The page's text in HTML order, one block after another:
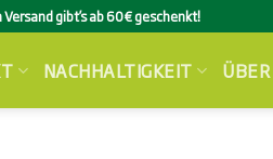
gibt’s ab 60€ geschenkt!
NACHHALTIGKEIT